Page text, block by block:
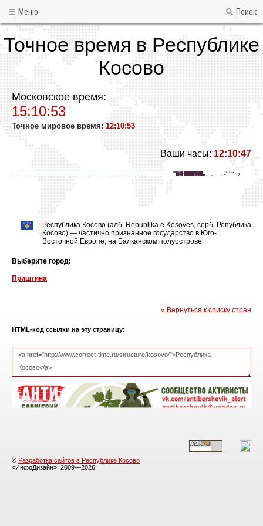
Меню Поиск
Точное время в Республике
Косово
Московское время:
15:10:53
Точное мировое время: 12:10:53
Ваши часы: 12:10:47
Республика Косово (алб. Republika e Kosovës, серб. Република
Косово) — частично признанное государство в Юго-
Восточной Европе, на Балканском полуострове.
Выберите город:
Приштина
« Вернуться к списку стран
HTML-код ссылки на эту страницу:
© Разработка сайтов в Республике Косово
«ИнфоДизайн», 2009—2026